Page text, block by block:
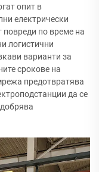
опит в
електрически
по време на
логистични
варианти за
срокове на
предотвратява
да се